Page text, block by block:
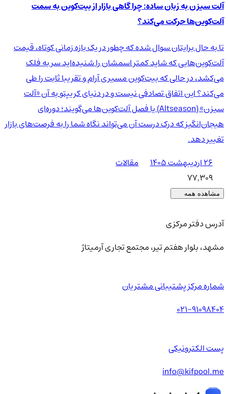
آلت سیزن به زبان ساده: چرا گاهی بازار از بیت‌کوین به سمت
آلت‌کوین‌ها حرکت می‌کند؟
تا به حال برایتان سوال شده که چطور در یک بازه زمانی کوتاه، قیمت
آلت‌کوین‌هایی که شاید کمتر اسمشان را شنیده‌اید سر به فلک
می‌کشد، در حالی که بیت‌کوین مسیری آرام و تقریبا ثابت را طی
می‌کند؟ این اتفاق تصادفی نیست و در دنیای کریپتو به آن «آلت
سیزن» (Altseason) یا فصل آلت‌کوین‌ها می‌گویند؛ دوره‌ای
هیجان‌انگیز که درک درست آن می‌تواند نگاه شما را به فرصت‌های بازار
تغییر دهد.
۲۶ اردیبهشت ۱۴۰۵
مقالات
77,309
مشاهده همه
آدرس دفتر مرکزی
مشهد، بلوار هفتم تیر، مجتمع تجاری آرمیتاژ
شماره مرکز پشتیبانی مشتریان
021-91098404
پست الکترونیکی
info@kifpool.me